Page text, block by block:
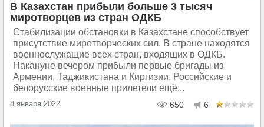
В Казахстан прибыли больше 3 тысяч
миротворцев из стран ОДКБ
Стабилизации обстановки в Казахстане способствует
присутствие миротворческих сил. В стране находятся
военнослужащие всех стран, входящих в ОДКБ.
Накануне вечером прибыли первые бригады из
Армении, Таджикистана и Киргизии. Российские и
белорусские военные прилетели ещё...
8 января 2022 650 6